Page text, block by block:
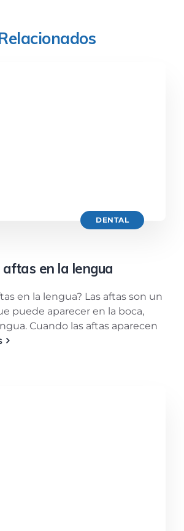
DENTAL
en la lengua
en la lengua? Las aftas son un
puede aparecer en la boca,
Cuando las aftas aparecen